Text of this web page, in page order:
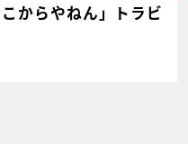
からやねん」トラビ